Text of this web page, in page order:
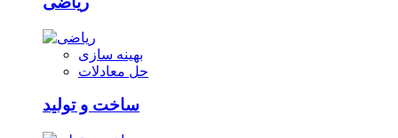
بهینه سازی
حل معادلات
ساخت و تولید